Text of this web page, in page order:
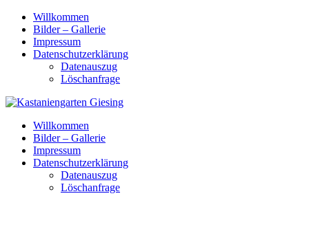
Skip
content
Willkommen
Bilder – Gallerie
Impressum
Datenschutzerklärung
Datenauszug
Löschanfrage
Willkommen
Bilder – Gallerie
Impressum
Datenschutzerklärung
Datenauszug
Löschanfrage